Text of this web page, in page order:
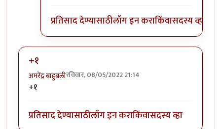
प्रतिसाद देण्यासाठीलॉग इन कराकिंवासदस्य व्हा
+१
अमरेंद्र बाहुबलीरविवार, 08/05/2022 21:14
+१
प्रतिसाद देण्यासाठीलॉग इन कराकिंवासदस्य व्हा